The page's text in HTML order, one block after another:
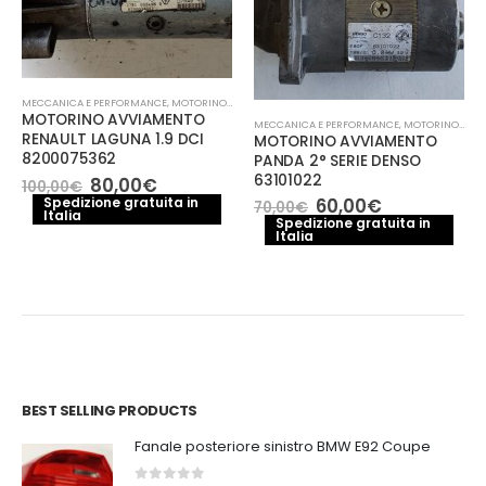
MECCANICA E PERFORMANCE, MOTORINO AVVIAMENTO
MOTORINO AVVIAMENTO
RENAULT LAGUNA 1.9 DCI
8200075362
100,00€ Il
prezzo
originale
80,00€Il
prezzo
attuale
Spedizione gratuita in
Italia
MECCANICA E PERFORMANCE, MOTORINO AVVIAMENTO
MOTORINO AVVIAMENTO
PANDA 2° SERIE DENSO
63101022
70,00€ Il
prezzo
originale
60,00€Il
prezzo
attuale
Spedizione gratuita in
Italia
BEST SELLING PRODUCTS
Fanale posteriore sinistro BMW E92 Coupe